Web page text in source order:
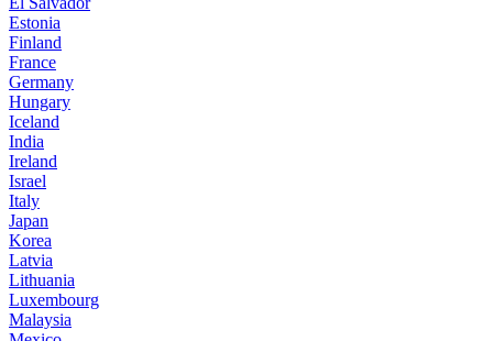
Estonia
Finland
France
Germany
Hungary
Iceland
India
Ireland
Israel
Italy
Japan
Korea
Latvia
Lithuania
Luxembourg
Malaysia